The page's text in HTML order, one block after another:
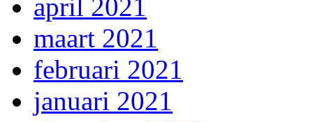
april 2021
maart 2021
februari 2021
januari 2021